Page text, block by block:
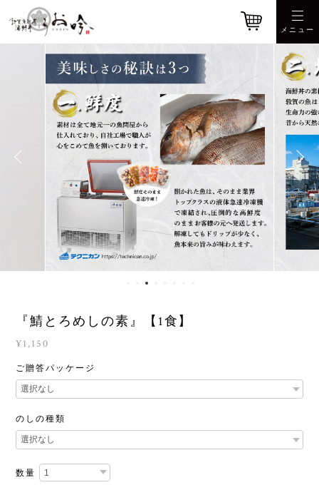
『鯖とろめしの素』【1食】
¥1,150
ご贈答パッケージ
のしの種類
数量